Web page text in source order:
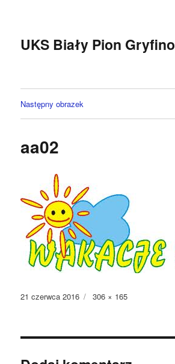
UKS Biały Pion Gryfino
Następny obrazek
aa02
Data
21 czerwca 2016
Pełny
306 × 165